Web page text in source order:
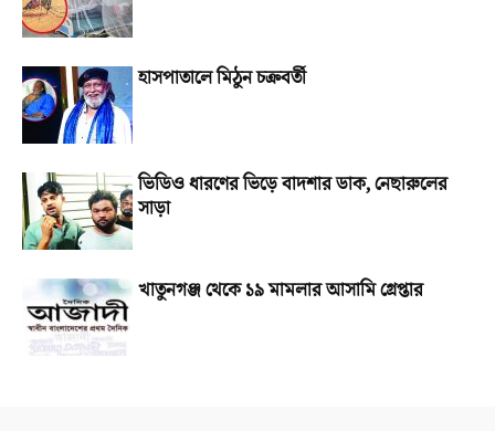
হাসপাতালে মিঠুন চক্রবর্তী
ভিডিও ধারণের ভিড়ে বাদশার ডাক, নেছারুলের
সাড়া
খাতুনগঞ্জ থেকে ১৯ মামলার আসামি গ্রেপ্তার